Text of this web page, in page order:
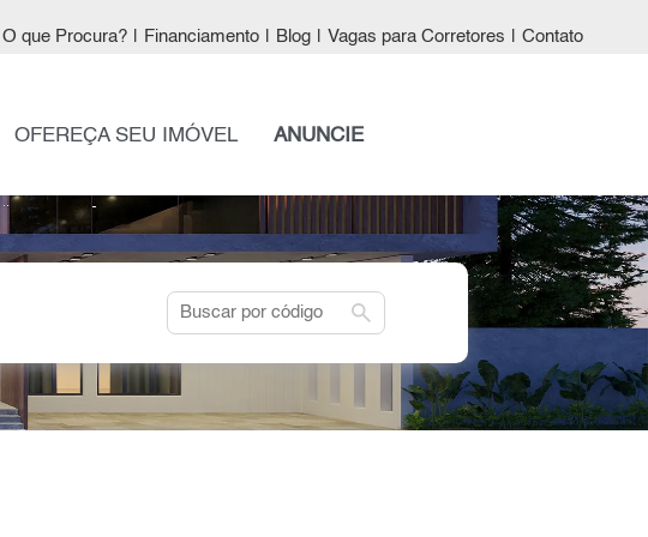
O que Procura? Financiamento Blog Vagas para Corretores Contato
OFEREÇA SEU IMÓVEL ANUNCIE
search